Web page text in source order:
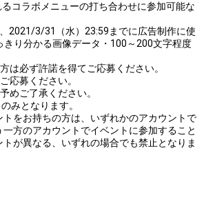
コラボメニューの打ち合わせに参加可能な
2021/3/31（水）23:59までに広告制作に使
り分かる画像データ・100～200文字程度
は必ず許諾を得てご応募ください。
応募ください。
めご了承ください。
みとなります。
をお持ちの方は、いずれかのアカウントで
方のアカウントでイベントに参加すること
が異なる、いずれの場合でも禁止となりま